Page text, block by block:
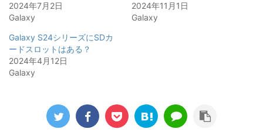
2024年7月2日
Galaxy
2024年11月1日
Galaxy
Galaxy S24シリーズにSDカ
ードスロットはある？
2024年4月12日
Galaxy